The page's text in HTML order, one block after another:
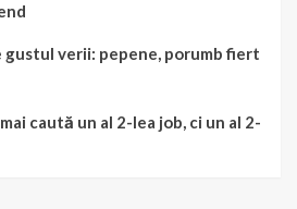
gustul verii: pepene, porumb fiert
caută un al 2-lea job, ci un al 2-